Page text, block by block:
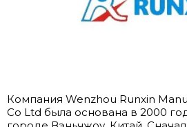
Компания Wenzhou Runxin
Co Ltd была основана в 2000